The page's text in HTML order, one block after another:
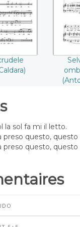
la sol fa mi il letto.
preso questo,
preso questo,